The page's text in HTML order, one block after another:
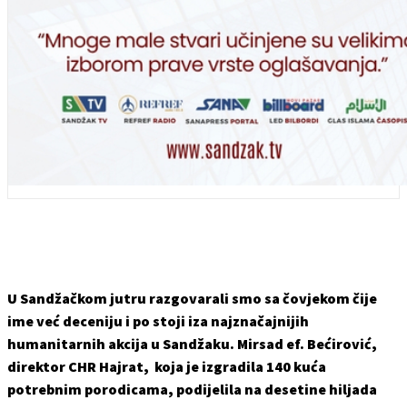
U Sandžačkom jutru razgovarali smo sa čovjekom čije
ime već deceniju i po stoji iza najznačajnijih
humanitarnih akcija u Sandžaku. Mirsad ef. Bećirović,
direktor CHR Hajrat, koja je izgradila 140 kuća
potrebnim porodicama, podijelila na desetine hiljada